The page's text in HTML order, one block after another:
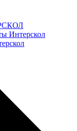
Интерскол